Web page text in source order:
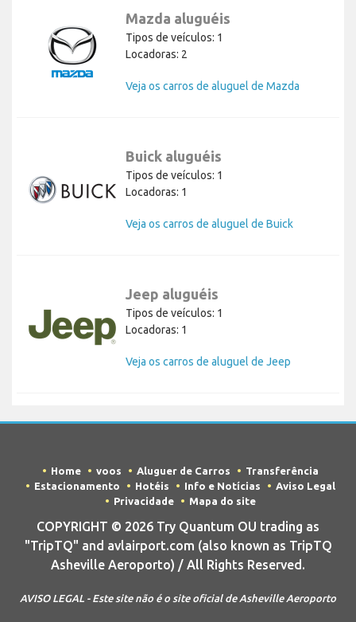
Mazda aluguéis
Tipos de veículos: 1
Locadoras: 2
Veja os carros de aluguel de Mazda
Buick aluguéis
Tipos de veículos: 1
Locadoras: 1
Veja os carros de aluguel de Buick
Jeep aluguéis
Tipos de veículos: 1
Locadoras: 1
Veja os carros de aluguel de Jeep
Home voos Aluguer de Carros
Transferência
Estacionamento
Hotéis Info e Notícias
Aviso Legal
Privacidade
Mapa do site
COPYRIGHT © 2026 Try Quantum OU trading as
"TripTQ" and avlairport.com (also known as TripTQ
Asheville Aeroporto) / All Rights Reserved.
AVISO LEGAL - Este site não é o site oficial de Asheville Aeroporto